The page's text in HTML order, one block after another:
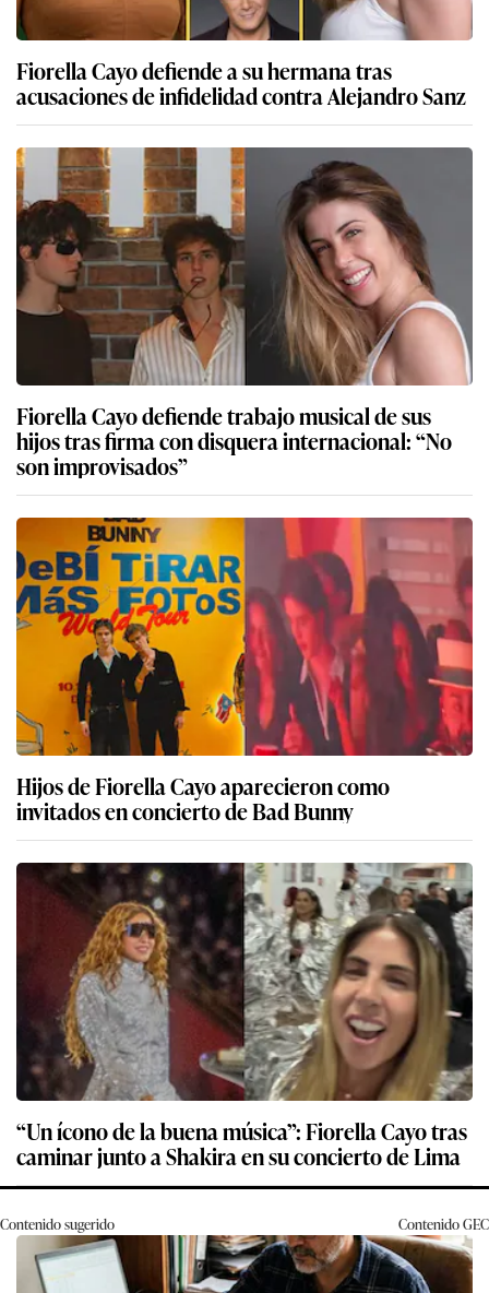
Fiorella Cayo defiende a su hermana tras
acusaciones de infidelidad contra Alejandro Sanz
Fiorella Cayo defiende trabajo musical de sus
hijos tras firma con disquera internacional: “No
son improvisados”
Hijos de Fiorella Cayo aparecieron como
invitados en concierto de Bad Bunny
“Un ícono de la buena música”: Fiorella Cayo tras
caminar junto a Shakira en su concierto de Lima
Contenido sugerido ContenidoGEC